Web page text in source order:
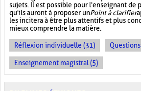
sujets. Il est possible pour l'enseignant de
qu'ils auront à proposer unPoint à clarifier
les incitera à être plus attentifs et plus
mieux comprendre la matière.
Réflexion individuelle (31)
Enseignement magistral (5)